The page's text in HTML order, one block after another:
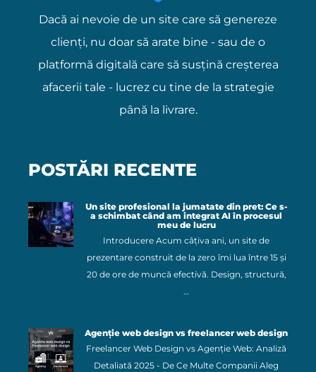
Dacă ai nevoie de un site care să genereze
clienți, nu doar să arate bine - sau de o
platformă digitală care să susțină creșterea
afacerii tale - lucrez cu tine de la strategie
până la livrare.
POSTĂRI RECENTE
Un site profesional la jumatate din pret: Ce s-
a schimbat când am integrat AI în procesul
meu de lucru
Introducere Acum câțiva ani, un site de
prezentare construit de la zero îmi lua între 15 și
20 de ore de muncă efectivă. Design, structură,
…
Agenție web design vs freelancer web design
Freelancer Web Design vs Agenție Web: Analiză
Detaliată 2025 - De Ce Multe Companii Aleg